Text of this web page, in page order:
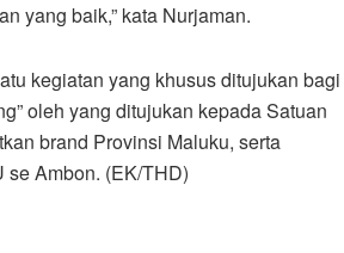
yang baik,” kata Nurjaman.
kegiatan yang khusus ditujukan bagi
oleh yang ditujukan kepada Satuan
brand Provinsi Maluku, serta
Ambon. (EK/THD)